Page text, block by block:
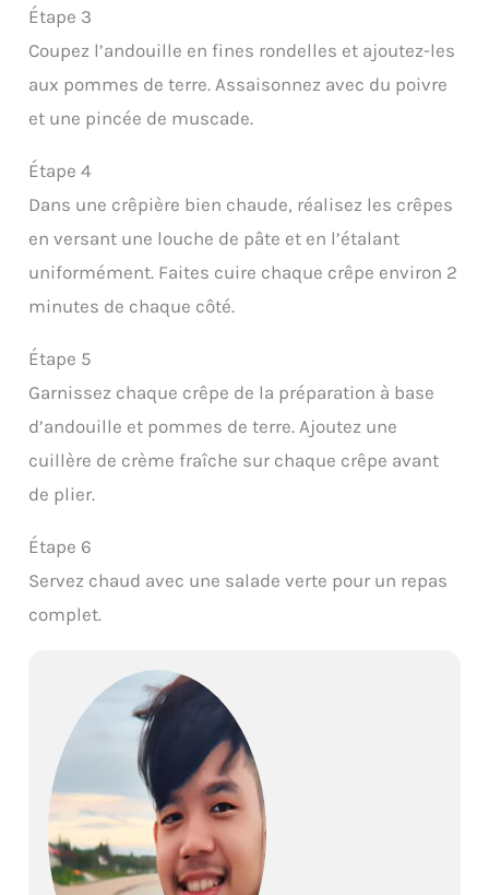
Étape 3
Coupez l’andouille en fines rondelles et ajoutez-les
aux pommes de terre. Assaisonnez avec du poivre
et une pincée de muscade.
Étape 4
Dans une crêpière bien chaude, réalisez les crêpes
en versant une louche de pâte et en l’étalant
uniformément. Faites cuire chaque crêpe environ 2
minutes de chaque côté.
Étape 5
Garnissez chaque crêpe de la préparation à base
d’andouille et pommes de terre. Ajoutez une
cuillère de crème fraîche sur chaque crêpe avant
de plier.
Étape 6
Servez chaud avec une salade verte pour un repas
complet.